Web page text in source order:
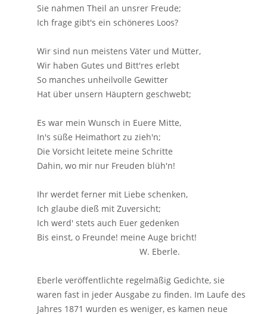
Sie nahmen Theil an unsrer Freude;
Ich frage gibt's ein schöneres Loos?
Wir sind nun meistens Väter und Mütter,
Wir haben Gutes und Bitt'res erlebt
So manches unheilvolle Gewitter
Hat über unsern Häuptern geschwebt;
Es war mein Wunsch in Euere Mitte,
In's süße Heimathort zu zieh'n;
Die Vorsicht leitete meine Schritte
Dahin, wo mir nur Freuden blüh'n!
Ihr werdet ferner mit Liebe schenken,
Ich glaube dieß mit Zuversicht;
Ich werd' stets auch Euer gedenken
Bis einst, o Freunde! meine Auge bricht!
W. Eberle.
Eberle veröffentlichte regelmäßig Gedichte, sie
waren fast in jeder Ausgabe zu finden. Im Laufe des
Jahres 1871 wurden es weniger, es kamen neue